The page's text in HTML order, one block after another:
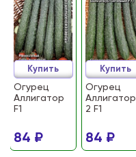
Огурец
Аллигатор
F1
84 ₽
Купить
Огурец
Аллигатор
2 F1
84 ₽
Купить